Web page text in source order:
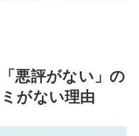
悪評がない」の
がない理由